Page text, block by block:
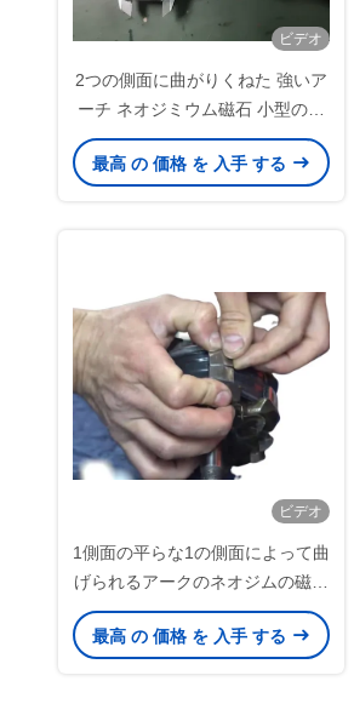
ビデオ
2つの側面に曲がりくねた 強いア
ーチ ネオジミウム磁石 小型の風
力タービンのための滑らかなコー
ティング
最高 の 価格 を 入手 する
ビデオ
1側面の平らな1の側面によって曲
げられるアークのネオジムの磁石
は16x12.5x6mm ACモーターおよ
び車の交流発電機との自由エネル
最高 の 価格 を 入手 する